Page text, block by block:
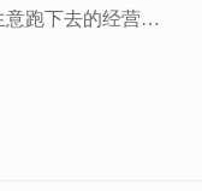
跑下去的经营底